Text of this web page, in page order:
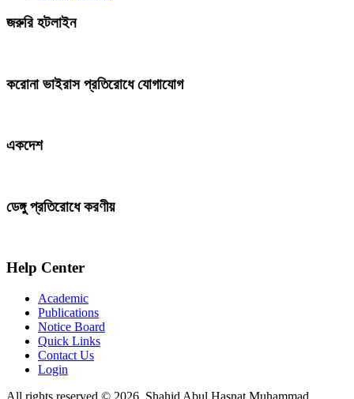
জরুরি হটলাইন
করোনা ভাইরাস প্রতিরোধে যোগাযোগ
একদেশ
ডেঙ্গু প্রতিরোধে করণীয়
Help Center
Academic
Publications
Notice Board
Quick Links
Contact Us
Login
All rights reserved © 2026, Shahid Abul Hasnat Muhammad